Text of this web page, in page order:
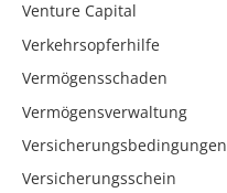
Venture Capital
Verkehrsopferhilfe
Vermögensschaden
Vermögensverwaltung
Versicherungsbedingungen
Versicherungsschein